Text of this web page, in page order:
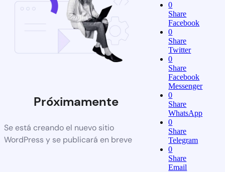
Próximamente
Se está creando el nuevo sitio
WordPress y se publicará en breve
0
Share
Facebook
0
Share
Twitter
0
Share
Facebook
Messenger
0
Share
WhatsApp
0
Share
Telegram
0
Share
Email